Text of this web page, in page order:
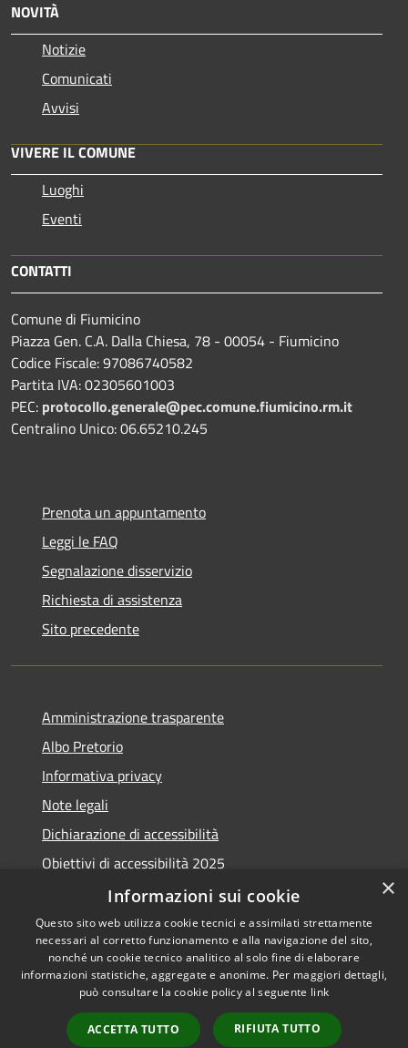
NOVITÀ
Notizie
Comunicati
Avvisi
VIVERE IL COMUNE
Luoghi
Eventi
CONTATTI
Comune di Fiumicino
Piazza Gen. C.A. Dalla Chiesa, 78 - 00054 - Fiumicino
Codice Fiscale: 97086740582
Partita IVA: 02305601003
PEC: protocollo.generale@pec.comune.fiumicino.rm.it
Centralino Unico: 06.65210.245
Prenota un appuntamento
Leggi le FAQ
Segnalazione disservizio
Richiesta di assistenza
Sito precedente
Amministrazione trasparente
Albo Pretorio
Informativa privacy
Note legali
Dichiarazione di accessibilità
Obiettivi di accessibilità 2025
Meccanismo di feedback
RSS
Accessibilità
Copyright © 2026 • Comune di
Municipium•
Accesso
×
Informazioni sui cookie
Questo sito web utilizza cookie tecnici e assimilati strettamente
necessari al corretto funzionamento e alla navigazione del sito,
nonché un cookie tecnico analitico al solo fine di elaborare
informazioni statistiche, aggregate e anonime. Per maggiori dettagli,
può consultare la cookie policy al seguente link
ACCETTA TUTTO RIFIUTA TUTTO